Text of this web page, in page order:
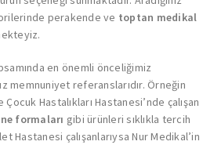
perakende ve toptan medikal
en önemli önceliğimiz
memnuniyet referanslarıdır. Örneğin
Hastalıkları Hastanesi’nde çalışan
formaları gibi ürünleri sıklıkla tercih
Hastanesi çalışanlarıysa Nur Medikal’in